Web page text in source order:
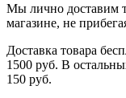
Мы лично доставим
магазине, не
Доставка товара
1500 руб. В
150 руб.